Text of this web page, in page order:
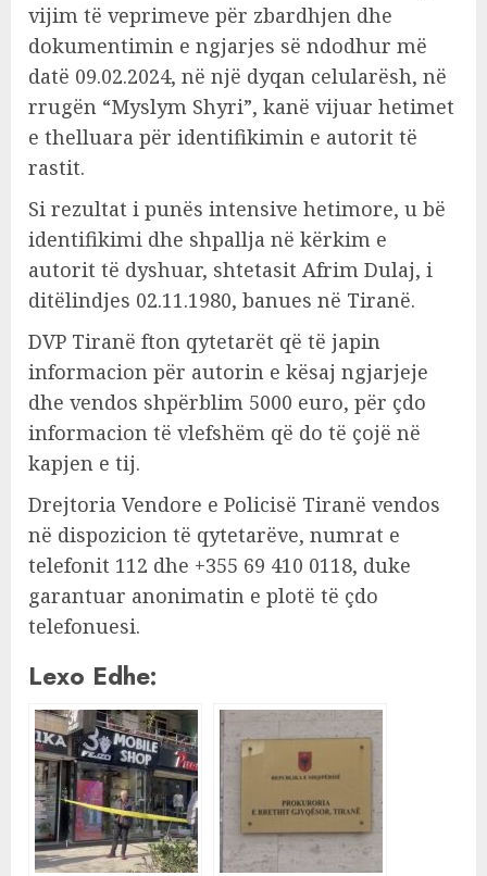
vijim të veprimeve për zbardhjen dhe
dokumentimin e ngjarjes së ndodhur më
datë 09.02.2024, në një dyqan celularësh, në
rrugën “Myslym Shyri”, kanë vijuar hetimet
e thelluara për identifikimin e autorit të
rastit.
Si rezultat i punës intensive hetimore, u bë
identifikimi dhe shpallja në kërkim e
autorit të dyshuar, shtetasit Afrim Dulaj, i
ditëlindjes 02.11.1980, banues në Tiranë.
DVP Tiranë fton qytetarët që të japin
informacion për autorin e kësaj ngjarjeje
dhe vendos shpërblim 5000 euro, për çdo
informacion të vlefshëm që do të çojë në
kapjen e tij.
Drejtoria Vendore e Policisë Tiranë vendos
në dispozicion të qytetarëve, numrat e
telefonit 112 dhe +355 69 410 0118, duke
garantuar anonimatin e plotë të çdo
telefonuesi.
Lexo Edhe: